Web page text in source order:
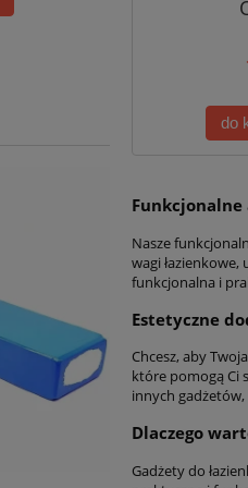
do
Funkcjonalne
Nasze
wagi
funkcjonalna i
Estetyczne
Chcesz, aby
które pomogą Ci
innych
Dlaczego
Gadżety do